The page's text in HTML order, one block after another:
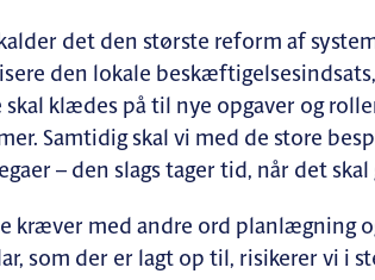
det den største reform af
den lokale
klædes på til nye opgaver og
Samtidig skal vi med de store
– den slags tager tid, når det
kræver med andre ord planlægning
som der er lagt op til, risikerer vi i